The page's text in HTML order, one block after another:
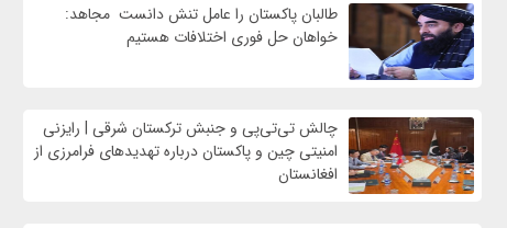
طالبان پاکستان را عامل تنش دانست مجاهد:
خواهان حل فوری اختلافات هستیم
چالش تی‌تی‌پی و جنبش ترکستان شرقی | رایزنی
امنیتی چین و پاکستان درباره تهدیدهای فرامرزی از
افغانستان